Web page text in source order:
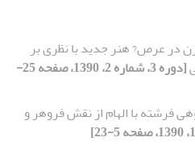
در عرص? هنر جدید با نظری بر
[دوره 3، شماره 2، 1390، صفحه 25-
فرشته با الهام از نقش فروهر و